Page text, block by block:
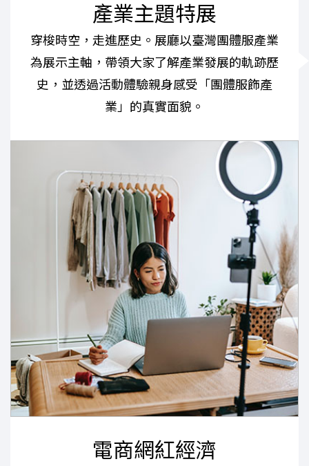
產業主題特展
穿梭時空，走進歷史。展廳以臺灣團體服產業
為展示主軸，帶領大家了解產業發展的軌跡歷
史，並透過活動體驗親身感受「團體服飾產
業」的真實面貌。
電商網紅經濟